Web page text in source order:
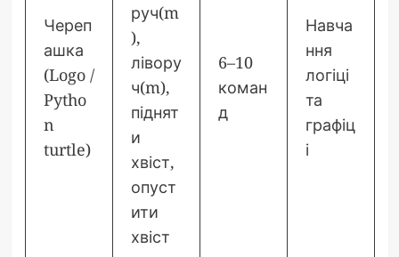
Череп
ашка
(Logo /
Pytho
n
turtle)
руч(m
),
лівору
ч(m),
піднят
и
хвіст,
опуст
ити
хвіст
6–10
коман
д
Навча
ння
логіці
та
графіц
і